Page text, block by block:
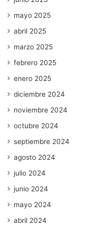
mayo 2025
abril 2025
marzo 2025
febrero 2025
enero 2025
diciembre 2024
noviembre 2024
octubre 2024
septiembre 2024
agosto 2024
julio 2024
junio 2024
mayo 2024
abril 2024